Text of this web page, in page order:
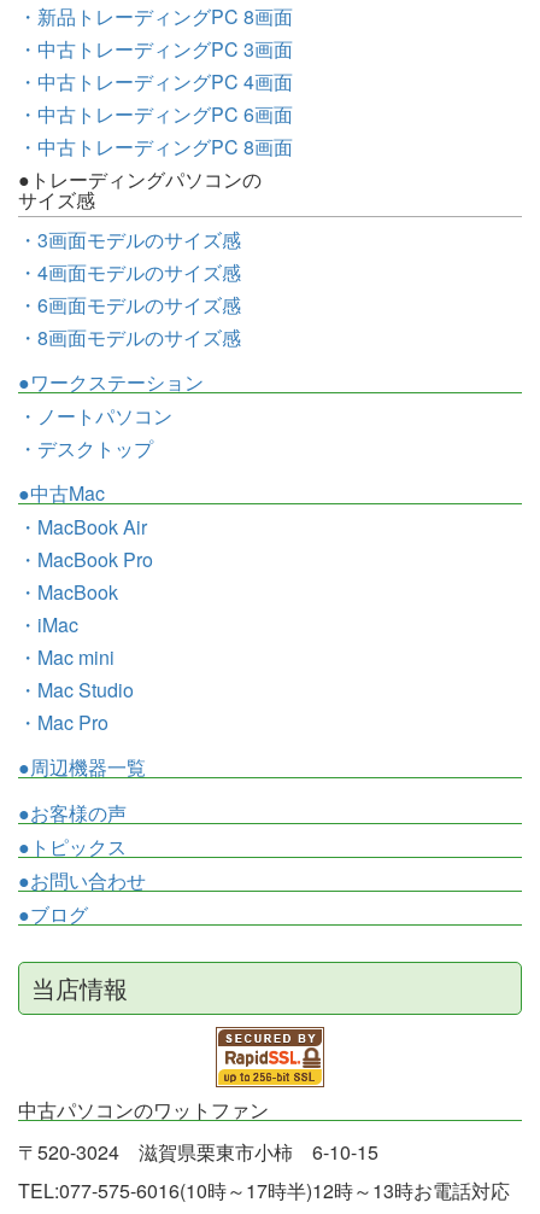
・新品トレーディングPC 8画面
・中古トレーディングPC 3画面
・中古トレーディングPC 4画面
・中古トレーディングPC 6画面
・中古トレーディングPC 8画面
●トレーディングパソコンの
サイズ感
・3画面モデルのサイズ感
・4画面モデルのサイズ感
・6画面モデルのサイズ感
・8画面モデルのサイズ感
●ワークステーション
・ノートパソコン
・デスクトップ
●中古Mac
・MacBook Air
・MacBook Pro
・MacBook
・iMac
・Mac mini
・Mac Studio
・Mac Pro
●周辺機器一覧
●お客様の声
●トピックス
●お問い合わせ
●ブログ
当店情報
中古パソコンのワットファン
〒520-3024 滋賀県栗東市小柿 6-10-15
TEL:077-575-6016(10時～17時半)12時～13時お電話対応